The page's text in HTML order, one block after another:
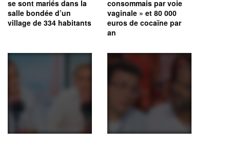
se sont mariés dans la
salle bondée d’un
village de 334 habitants
consommais par voie
vaginale » et 80 000
euros de cocaïne par
an